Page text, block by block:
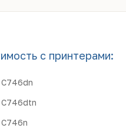
с принтерами:
C746dtn